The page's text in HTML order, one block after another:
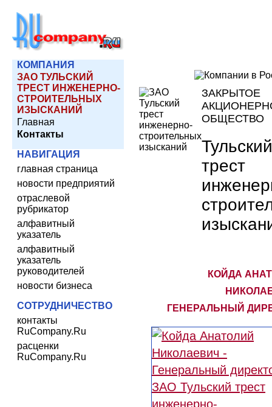
КОМПАНИЯ
ЗАО ТУЛЬСКИЙ
ТРЕСТ ИНЖЕНЕРНО-
СТРОИТЕЛЬНЫХ
ИЗЫСКАНИЙ
Главная
Контакты
НАВИГАЦИЯ
главная страница
новости предприятий
отраслевой
рубрикатор
алфавитный
указатель
алфавитный
указатель
руководителей
новости бизнеса
СОТРУДНИЧЕСТВО
контакты
RuCompany.Ru
расценки
RuCompany.Ru
ЗАКРЫТОЕ
ОБЩЕСТВО
Тульский
трест
КОЙДА
ГЕНЕРАЛЬНЫЙ